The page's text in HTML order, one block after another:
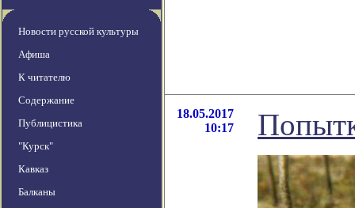
Новости русской культуры
Афиша
К читателю
Содержание
Публицистика
"Курск"
Кавказ
Балканы
18.05.2017
10:17